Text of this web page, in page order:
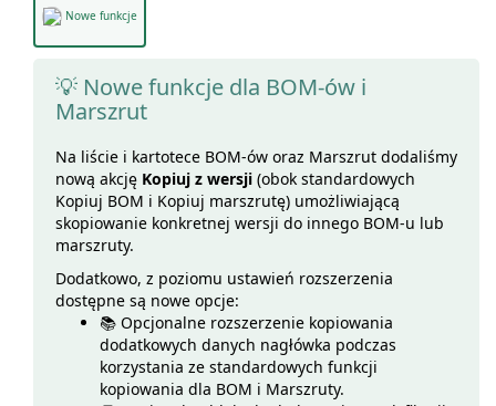
Nowe funkcje
💡 Nowe funkcje dla BOM-ów i
Marszrut
Na liście i kartotece BOM-ów oraz Marszrut dodaliśmy
nową akcję Kopiuj z wersji (obok standardowych
Kopiuj BOM i Kopiuj marszrutę) umożliwiającą
skopiowanie konkretnej wersji do innego BOM-u lub
marszruty.
Dodatkowo, z poziomu ustawień rozszerzenia
dostępne są nowe opcje:
📚 Opcjonalne rozszerzenie kopiowania
dodatkowych danych nagłówka podczas
korzystania ze standardowych funkcji
kopiowania dla BOM i Marszruty.